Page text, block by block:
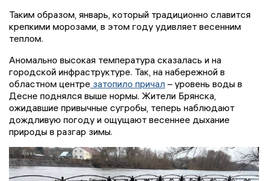
Таким образом, январь, который традиционно славится
крепкими морозами, в этом году удивляет весенним
теплом.
Аномально высокая температура сказалась и на
городской инфраструктуре. Так, на набережной в
областном центре затопило причал – уровень воды в
Десне поднялся выше нормы. Жители Брянска,
ожидавшие привычные сугробы, теперь наблюдают
дождливую погоду и ощущают весеннее дыхание
природы в разгар зимы.